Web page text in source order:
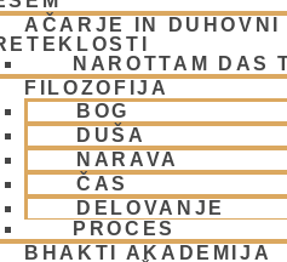
AČARJE IN
NAROTTAM DAS
FILOZOFIJA
BOG
DUŠA
NARAVA
ČAS
DELOVANJE
PROCES
BHAKTI AKADEMIJA
glasba
iz zakladnice Ved o karmi,